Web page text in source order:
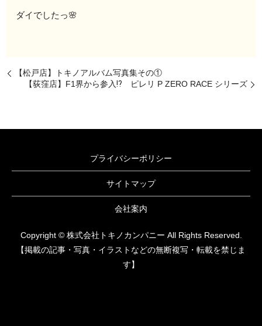
ダイでしたっ🌸
【松戸店】トキノアルバム写真集その①
【荻窪店】F1界から参入⁉ ピレリ P ZERO RACE シリーズ
プライバシーポリシー
サイトマップ
会社案内
Copyright © 株式会社トキノカンパニー All Rights Reserved.
【掲載の記事・写真・イラストなどの無断複写・転載を禁じま
す】